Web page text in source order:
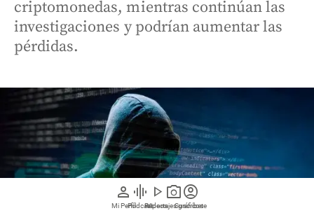
person
Mi Perfil
graphic_eq
Pódcast
play_arrow
Videos
photo_camera
Reportajes gráficos
account_circle
Suscríbete
criptomonedas, mientras continúan las
investigaciones y podrían aumentar las
pérdidas.